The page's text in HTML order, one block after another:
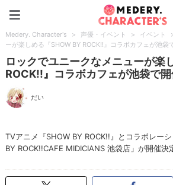
Medery. Character's > 声優・イベント > イベント
ーが楽しめる『SHOW BY ROCK!!』コラボカフェが池袋
ロックでユニークなメニューが楽
ROCK!!』コラボカフェが池袋で
だい
TVアニメ『SHOW BY ROCK!!』とコラボレー
BY ROCK!!CAFE MIDICIANS 池袋店」が開催決